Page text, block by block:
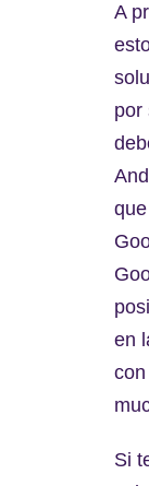
A
por
en
Si